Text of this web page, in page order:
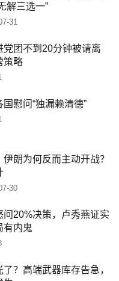
解三选一”
31
党团不到20分钟被请离
策略
慰问“独漏赖清德”
朗为何反而主动开战？
30
问20%决策，卢秀燕证实
有内鬼
？高端武器库存告急，